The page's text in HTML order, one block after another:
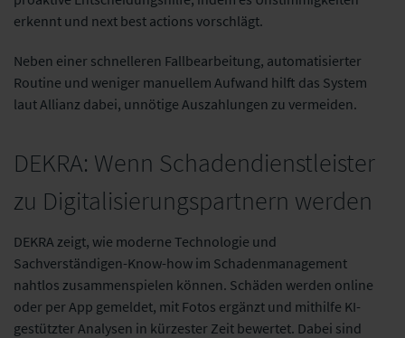
erkennt und next best actions vorschlägt.
Neben einer schnelleren Fallbearbeitung, automatisierter
Routine und weniger manuellem Aufwand hilft das System
laut Allianz dabei, unnötige Auszahlungen zu vermeiden.
DEKRA: Wenn Schadendienstleister
zu Digitalisierungspartnern werden
DEKRA zeigt, wie moderne Technologie und
Sachverständigen-Know-how im Schadenmanagement
nahtlos zusammenspielen können. Schäden werden online
oder per App gemeldet, mit Fotos ergänzt und mithilfe KI-
gestützter Analysen in kürzester Zeit bewertet. Dabei sind